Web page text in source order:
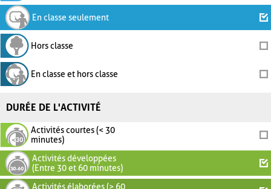
En classe seulement
Hors classe
En classe et hors classe
DURÉE DE L'ACTIVITÉ
Activités courtes (< 30
minutes)
Activités développées
(Entre 30 et 60 minutes)
Activités élaborées (> 60